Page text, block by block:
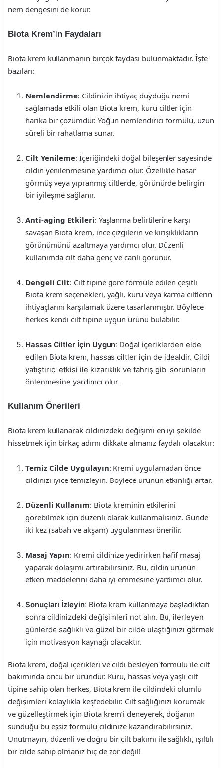
nem dengesini de korur.
Biota Krem’in Faydaları
Biota krem kullanmanın birçok faydası bulunmaktadır. İşte
bazıları:
Nemlendirme: Cildinizin ihtiyaç duyduğu nemi
sağlamada etkili olan Biota krem, kuru ciltler için
harika bir çözümdür. Yoğun nemlendirici formülü, uzun
süreli bir rahatlama sunar.
Cilt Yenileme: İçeriğindeki doğal bileşenler sayesinde
cildin yenilenmesine yardımcı olur. Özellikle hasar
görmüş veya yıpranmış ciltlerde, görünürde belirgin
bir iyileşme sağlanır.
Anti-aging Etkileri: Yaşlanma belirtilerine karşı
savaşan Biota krem, ince çizgilerin ve kırışıklıkların
görünümünü azaltmaya yardımcı olur. Düzenli
kullanımda cilt daha genç ve canlı görünür.
Dengeli Cilt: Cilt tipine göre formüle edilen çeşitli
Biota krem seçenekleri, yağlı, kuru veya karma ciltlerin
ihtiyaçlarını karşılamak üzere tasarlanmıştır. Böylece
herkes kendi cilt tipine uygun ürünü bulabilir.
Hassas Ciltler İçin Uygun: Doğal içeriklerden elde
edilen Biota krem, hassas ciltler için de idealdir. Cildi
yatıştırıcı etkisi ile kızarıklık ve tahriş gibi sorunların
önlenmesine yardımcı olur.
Kullanım Önerileri
Biota krem kullanarak cildinizdeki değişimi en iyi şekilde
hissetmek için birkaç adımı dikkate almanız faydalı olacaktır:
Temiz Cilde Uygulayın: Kremi uygulamadan önce
cildinizi iyice temizleyin. Böylece ürünün etkinliği artar.
Düzenli Kullanım: Biota kreminin etkilerini
görebilmek için düzenli olarak kullanmalısınız. Günde
iki kez (sabah ve akşam) uygulanması önerilir.
Masaj Yapın: Kremi cildinize yedirirken hafif masaj
yaparak dolaşımı artırabilirsiniz. Bu, cildin ürünün
etken maddelerini daha iyi emmesine yardımcı olur.
Sonuçları İzleyin: Biota krem kullanmaya başladıktan
sonra cildinizdeki değişimleri not alın. Bu, ilerleyen
günlerde sağlıklı ve güzel bir cilde ulaştığınızı görmek
için motivasyon kaynağı olacaktır.
Biota krem, doğal içerikleri ve cildi besleyen formülü ile cilt
bakımında öncü bir üründür. Kuru, hassas veya yaşlı cilt
tipine sahip olan herkes, Biota krem ile cildindeki olumlu
değişimleri kolaylıkla keşfedebilir. Cilt sağlığınızı korumak
ve güzelleştirmek için Biota krem’i deneyerek, doğanın
sunduğu bu eşsiz formülü cildinize kazandırabilirsiniz.
Unutmayın, düzenli ve doğru bir cilt bakımı ile sağlıklı, ışıltılı
bir cilde sahip olmanız hiç de zor değil!